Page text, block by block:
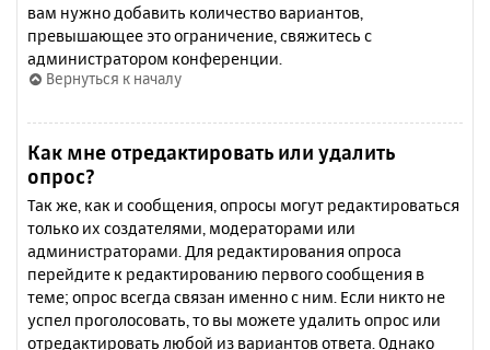
вам нужно добавить количество вариантов,
превышающее это ограничение, свяжитесь с
администратором конференции.
Вернуться к началу
Как мне отредактировать или удалить
опрос?
Так же, как и сообщения, опросы могут редактироваться
только их создателями, модераторами или
администраторами. Для редактирования опроса
перейдите к редактированию первого сообщения в
теме; опрос всегда связан именно с ним. Если никто не
успел проголосовать, то вы можете удалить опрос или
отредактировать любой из вариантов ответа. Однако